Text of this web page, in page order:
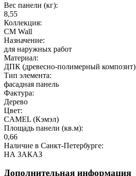
Вес панели (кг):
8,55
Коллекция:
CM Wall
Назначение:
для наружных работ
Материал:
ДПК (древесно-полимерный композит)
Тип элемента:
фасадная панель
Фактура:
Дерево
Цвет:
CAMEL (Кэмэл)
Площадь панели (кв.м):
0,66
Наличие в Санкт-Петербурге:
НА ЗАКАЗ
Дополнительная информация